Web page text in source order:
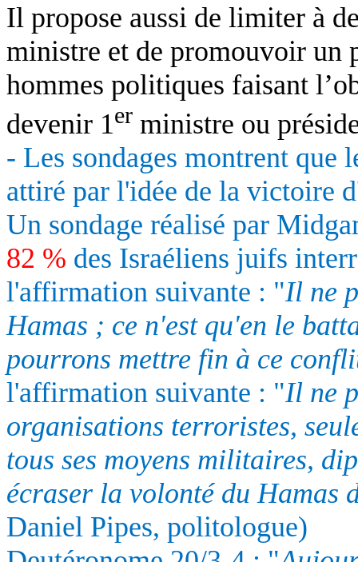
Il propose aussi de limiter à
ministre et de promouvoir un
hommes politiques faisant
devenir 1er ministre ou
- Les sondages montrent que
attiré par l'idée de la victoire
Un sondage réalisé par
82 % des Israéliens juifs
l'affirmation suivante : "Il ne
Hamas ; ce n'est qu'en le
pourrons mettre fin à ce
l'affirmation suivante : "Il ne
organisations terroristes,
tous ses moyens militaires,
écraser la volonté du Hamas
Daniel Pipes, politologue)